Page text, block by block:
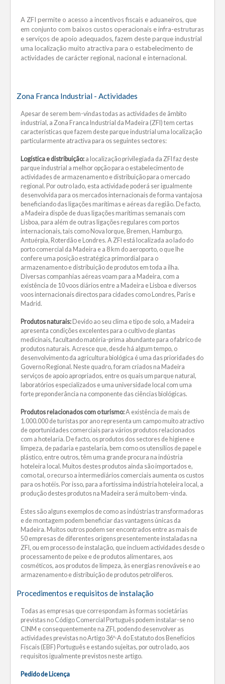
A ZFI permite o acesso a incentivos fiscais e aduaneiros, que
em conjunto com baixos custos operacionais e infra-estruturas
e serviços de apoio adequados, fazem deste parque industrial
uma localização muito atractiva para o estabelecimento de
actividades de carácter regional, nacional e internacional.
Zona Franca Industrial - Actividades
Apesar de serem bem-vindas todas as actividades de âmbito
industrial, a Zona Franca Industrial da Madeira (ZFI) tem certas
características que fazem deste parque industrial uma localização
particularmente atractiva para os seguintes sectores:
Logística e distribuição: a localização privilegiada da ZFI faz deste
parque industrial a melhor opção para o estabelecimento de
actividades de armazenamento e distribuição para o mercado
regional. Por outro lado, esta actividade poderá ser igualmente
desenvolvida para os mercados internacionais de forma vantajosa
beneficiando das ligações marítimas e aéreas da região. De facto,
a Madeira dispõe de duas ligações marítimas semanais com
Lisboa, para além de outras ligações regulares com portos
internacionais, tais como Nova Iorque, Bremen, Hamburgo,
Antuérpia, Roterdão e Londres. A ZFI está localizada ao lado do
porto comercial da Madeira e a 8 km do aeroporto, o que lhe
confere uma posição estratégica primordial para o
armazenamento e distribuição de produtos em toda a ilha.
Diversas companhias aéreas voam para a Madeira, com a
existência de 10 voos diários entre a Madeira e Lisboa e diversos
voos internacionais directos para cidades como Londres, Paris e
Madrid.
Produtos naturais:Devido ao seu clima e tipo de solo, a Madeira
apresenta condições excelentes para o cultivo de plantas
medicinais, facultando matéria-prima abundante para o fabrico de
produtos naturais. Acresce que, desde há algum tempo, o
desenvolvimento da agricultura biológica é uma das prioridades do
Governo Regional. Neste quadro, foram criados na Madeira
serviços de apoio apropriados, entre os quais um parque natural,
laboratórios especializados e uma universidade local com uma
forte preponderância na componente das ciências biológicas.
Produtos relacionados com o turismo:A existência de mais de
1.000.000 de turistas por ano representa um campo muito atractivo
de oportunidades comerciais para vários produtos relacionados
com a hotelaria. De facto, os produtos dos sectores de higiene e
limpeza, de padaria e pastelaria, bem como os utensílios de papel e
plástico, entre outros, têm uma grande procura na indústria
hoteleira local. Muitos destes produtos ainda são importados e,
como tal, o recurso a intermediários comerciais aumenta os custos
para os hotéis. Por isso, para a fortíssima indústria hoteleira local, a
produção destes produtos na Madeira será muito bem-vinda.
Estes são alguns exemplos de como as indústrias transformadoras
e de montagem podem beneficiar das vantagens únicas da
Madeira. Muitos outros podem ser encontrados entre as mais de
50 empresas de diferentes origens presentemente instaladas na
ZFI, ou em processo de instalação, que incluem actividades desde o
processamento de peixe e de produtos alimentares, aos
cosméticos, aos produtos de limpeza, às energias renováveis e ao
armazenamento e distribuição de produtos petrolíferos.
Procedimentos e requisitos de instalação
Todas as empresas que correspondam às formas societárias
previstas no Código Comercial Português podem instalar-se no
CINM e consequentemente na ZFI, podendo desenvolver as
actividades previstas no Artigo 36º-A do Estatuto dos Benefícios
Fiscais (EBF) Português e estando sujeitas, por outro lado, aos
requisitos igualmente previstos neste artigo.
Pedido de Licença